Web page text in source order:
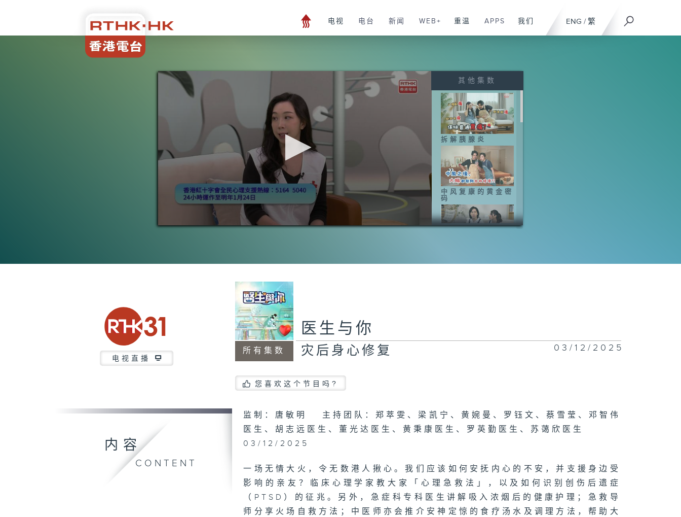
ENG / 繁
电视 电台 新闻 WEB+ 重温 APPS 我们
0
其他集数
拆解胰腺炎
中风复康的黄金密
码
病从口入，小心中
毒
皮肤上的「千面女
郎」- 红斑狼疮
电视直播
所有集数
医生与你
灾后身心修复 03/12/2025
您喜欢这个节目吗?
内容
CONTENT
监制：唐敏明 主持团队：郑萃雯、梁凯宁、黄婉曼、罗钰文、蔡雪莹、邓智伟
医生、胡志远医生、董光达医生、黄秉康医生、罗英勤医生、苏蔼欣医生
03/12/2025
一场无情大火，令无数港人揪心。我们应该如何安抚内心的不安，并支援身边受
影响的亲友？临床心理学家教大家「心理急救法」，以及如何识别创伤后遗症
（PTSD）的征兆。另外，急症科专科医生讲解吸入浓烟后的健康护理；急救导
师分享火场自救方法；中医师亦会推介安神定惊的食疗汤水及调理方法，帮助大